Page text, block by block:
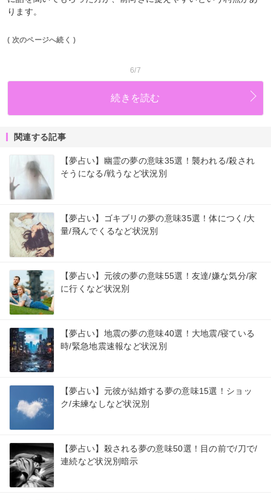
ります。
( 次のページへ続く )
6/7
続きを読む
関連する記事
【夢占い】幽霊の夢の意味35選！襲われる/殺され
そうになる/戦うなど状況別
【夢占い】ゴキブリの夢の意味35選！体につく/大
量/飛んでくるなど状況別
【夢占い】元彼の夢の意味55選！友達/嫌な気分/家
に行くなど状況別
【夢占い】地震の夢の意味40選！大地震/寝ている
時/緊急地震速報など状況別
【夢占い】元彼が結婚する夢の意味15選！ショッ
ク/未練なしなど状況別
【夢占い】殺される夢の意味50選！目の前で/刀で/
連続など状況別暗示